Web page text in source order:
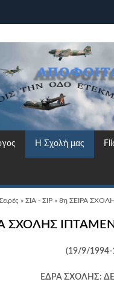
Η Σχολή μας
» ΣΙΑ - ΣΙΡ » 8η ΣΕΙΡΑ
ΣΧΟΛΗΣ
(19/9/1994-
ΕΔΡΑ ΣΧΟΛΗΣ: